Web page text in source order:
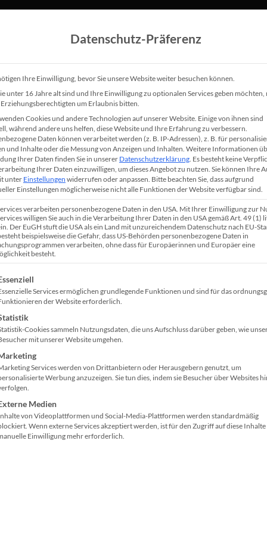
Speaker Leistungen Referenzen
Online
Strategien für
mehr Reichweite
Online Marketing
sorgen dafür,
dein Business
und nachhaltig
Klick hier!
klicken und weiterlesen
Homepage Baukasten
im Test
Ich hatte vor einiger Zeit
schon einen Artikel über
Baukasten“
getestet. Insgesamt war
Datenschutz-Präferenz
Ihre Einwilligung, bevor Sie unsere Website weiter besuchen können.
unter 16 Jahre alt sind und Ihre Einwilligung zu optionalen Services geben möchten,
Erziehungsberechtigten um Erlaubnis bitten.
Cookies und andere Technologien auf unserer Website. Einige von ihnen sind
während andere uns helfen, diese Website und Ihre Erfahrung zu verbessern.
Daten können verarbeitet werden (z. B. IP-Adressen), z. B. für
und Inhalte oder die Messung von Anzeigen und Inhalten. Weitere Informationen
Ihrer Daten finden Sie in unserer Datenschutzerklärung Es besteht keine
Ihrer Daten einzuwilligen, um dieses Angebot zu nutzen. Sie können Ihre
unter Einstellungen widerrufen oder anpassen. Bitte beachten Sie, dass aufgrund
Einstellungen möglicherweise nicht alle Funktionen der Website verfügbar sind.
verarbeiten personenbezogene Daten in den USA. Mit Ihrer Einwilligung zur
willigen Sie auch in die Verarbeitung Ihrer Daten in den USA gemäß Art. 49 (1)
Der EuGH stuft die USA als ein Land mit unzureichendem Datenschutz nach EU-
beispielsweise die Gefahr, dass US-Behörden personenbezogene Daten in
verarbeiten, ohne dass für Europäerinnen und Europäer eine
besteht.
eine Liste der Service-Gruppen, für die eine Einwilligung
Services ermöglichen grundlegende Funktionen und sind für das
der Website erforderlich.
Cookies sammeln Nutzungsdaten, die uns Aufschluss darüber geben, wie
mit unserer Website umgehen.
Services werden von Drittanbietern oder Herausgebern genutzt, um
Werbung anzuzeigen. Sie tun dies, indem sie Besucher über Websites
Medien
von Videoplattformen und Social-Media-Plattformen werden standardmäßig
Wenn externe Services akzeptiert werden, ist für den Zugriff auf diese Inhalte
Einwilligung mehr erforderlich.